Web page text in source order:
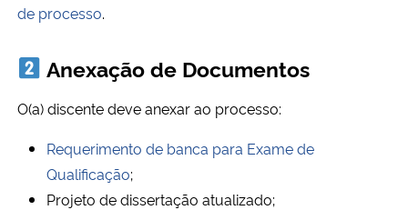
Banco Central do Brasil
Planalto
de processo.
Anexação de Documentos
O(a) discente deve anexar ao processo:
Requerimento de banca para Exame de
Qualificação;
Projeto de dissertação atualizado;